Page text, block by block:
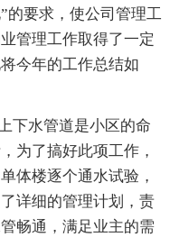
的要求，使公司管理工
管理工作取得了一定
今年的工作总结如
下水管道是小区的命
为了搞好此项工作，
体楼逐个通水试验，
详细的管理计划，责
畅通，满足业主的需